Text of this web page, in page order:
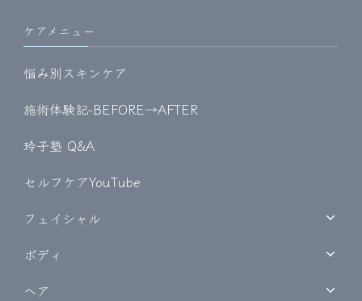
ケアメニュー
悩み別スキンケア
施術体験記-BEFORE→AFTER
玲子塾 Q&A
セルフケアYouTube
フェイシャル
ボディ
ヘア